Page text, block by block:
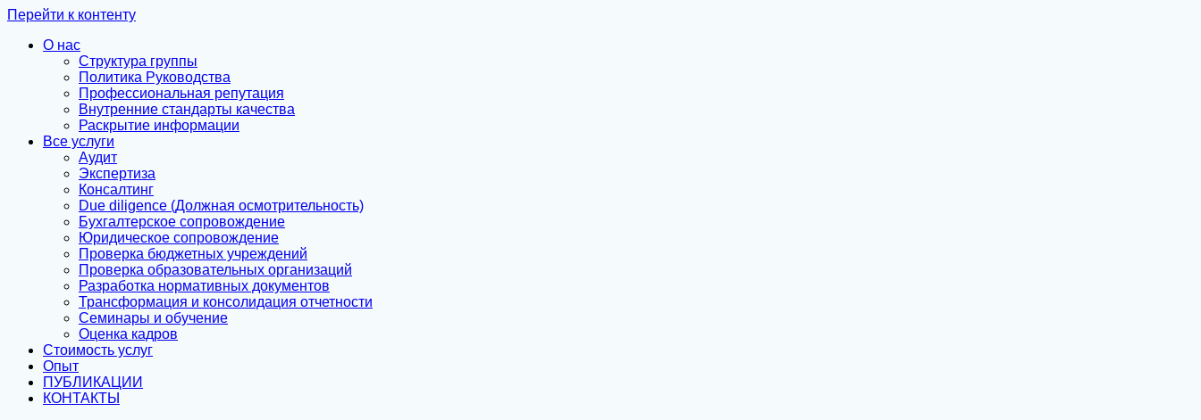
Перейти к контенту
О нас
Структура группы
Политика Руководства
Профессиональная репутация
Внутренние стандарты качества
Раскрытие информации
Все услуги
Аудит
Экспертиза
Консалтинг
Due diligence (Должная осмотрительность)
Бухгалтерское сопровождение
Юридическое сопровождение
Проверка бюджетных учреждений
Проверка образовательных организаций
Разработка нормативных документов
Трансформация и консолидация отчетности
Семинары и обучение
Оценка кадров
Стоимость услуг
Опыт
ПУБЛИКАЦИИ
КОНТАКТЫ